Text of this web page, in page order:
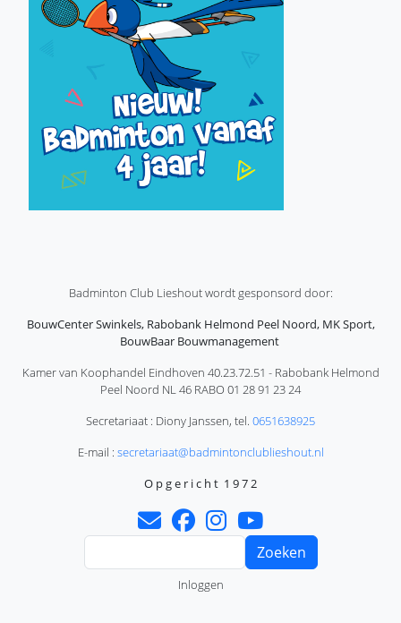
Badminton Club Lieshout wordt gesponsord door:
BouwCenter Swinkels, Rabobank Helmond Peel Noord, MK Sport,
BouwBaar Bouwmanagement
Kamer van Koophandel Eindhoven 40.23.72.51 - Rabobank Helmond
Peel Noord NL 46 RABO 01 28 91 23 24
Secretariaat : Diony Janssen, tel. 0651638925
E-mail : secretariaat@badmintonclublieshout.nl
O p g e r i c h t 1 9 7 2
Zoeken
Inloggen